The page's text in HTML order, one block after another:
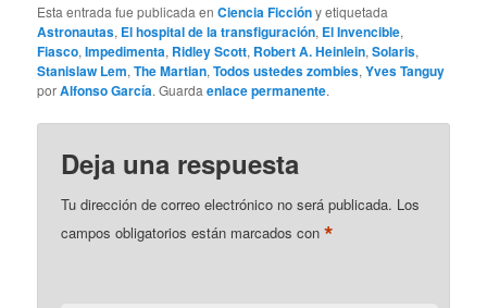
Esta entrada fue publicada enCiencia Ficcióny etiquetada
Astronautas, El hospital de la transfiguración, El Invencible,
Fiasco,Impedimenta, Ridley Scott, Robert A. Heinlein,Solaris,
Stanislaw Lem,The Martian,Todos ustedes zombies,Yves Tanguy
porAlfonso García. Guardaenlace permanente.
Deja una respuesta
Tu dirección de correo electrónico no será publicada. Los
campos obligatorios están marcados con*